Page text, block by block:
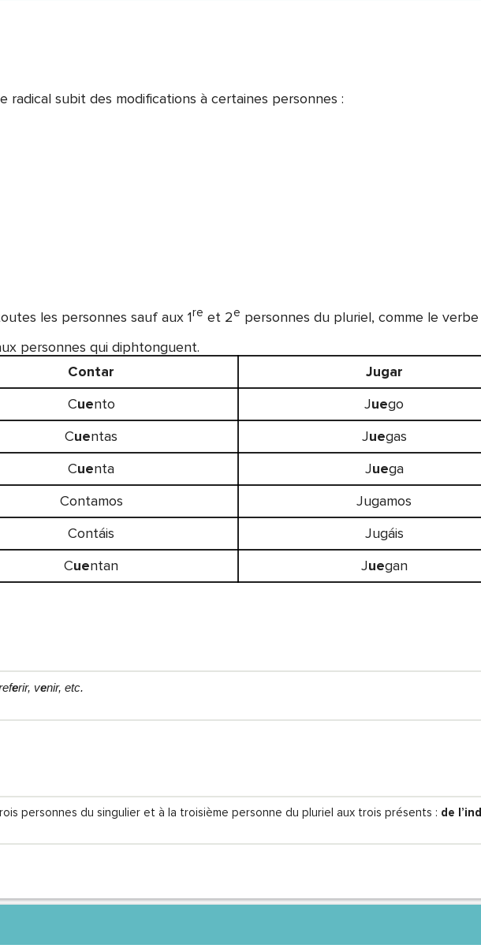
subit des modifications à certaines personnes :
les personnes sauf aux 1re et 2e personnes du pluriel, comme le verbe
personnes qui diphtonguent.
Contar
Jugar
Cuento Juego
Cuentas Juegas
Cuenta Juega
Contamos
Jugamos
Contáis
Jugáis
Cuentan Juegan
erir, venir, etc.
personnes du singulier et à la troisième personne du pluriel aux trois présents : de